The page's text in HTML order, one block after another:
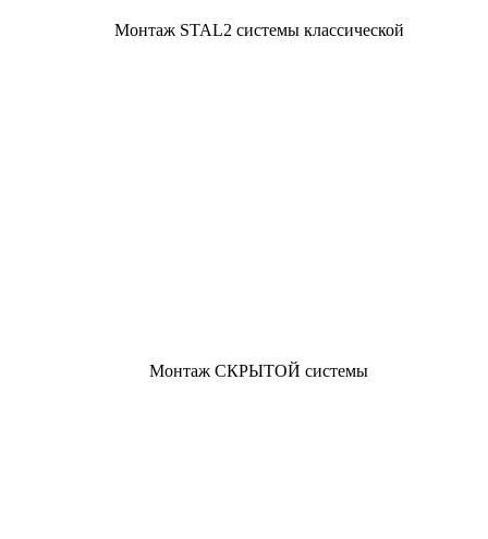
Монтаж STAL2 системы классической
Монтаж СКРЫТОЙ системы